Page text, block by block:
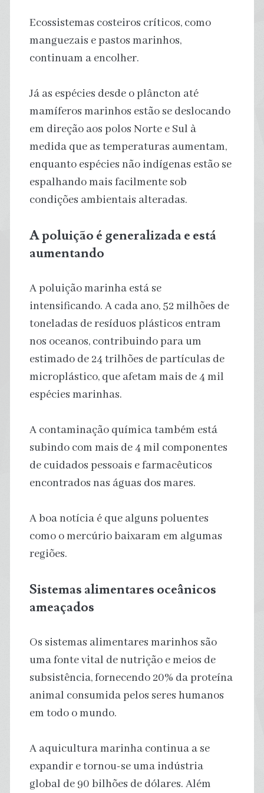
Ecossistemas costeiros críticos, como
manguezais e pastos marinhos,
continuam a encolher.
Já as espécies desde o plâncton até
mamíferos marinhos estão se deslocando
em direção aos polos Norte e Sul à
medida que as temperaturas aumentam,
enquanto espécies não indígenas estão se
espalhando mais facilmente sob
condições ambientais alteradas.
A poluição é generalizada e está
aumentando
A poluição marinha está se
intensificando. A cada ano, 52 milhões de
toneladas de resíduos plásticos entram
nos oceanos, contribuindo para um
estimado de 24 trilhões de partículas de
microplástico, que afetam mais de 4 mil
espécies marinhas.
A contaminação química também está
subindo com mais de 4 mil componentes
de cuidados pessoais e farmacêuticos
encontrados nas águas dos mares.
A boa notícia é que alguns poluentes
como o mercúrio baixaram em algumas
regiões.
Sistemas alimentares oceânicos
ameaçados
Os sistemas alimentares marinhos são
uma fonte vital de nutrição e meios de
subsistência, fornecendo 20% da proteína
animal consumida pelos seres humanos
em todo o mundo.
A aquicultura marinha continua a se
expandir e tornou-se uma indústria
global de 90 bilhões de dólares. Além